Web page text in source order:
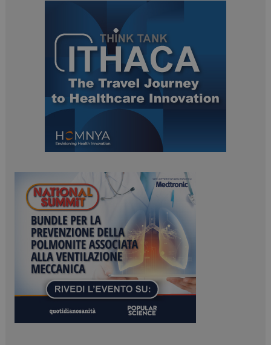
ARRAffinitySameSite
Microsoft Corporation
.www.dailyhealthindustry.it